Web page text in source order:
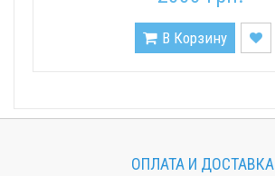
В Корзину
ОПЛАТА И ДОСТАВКА